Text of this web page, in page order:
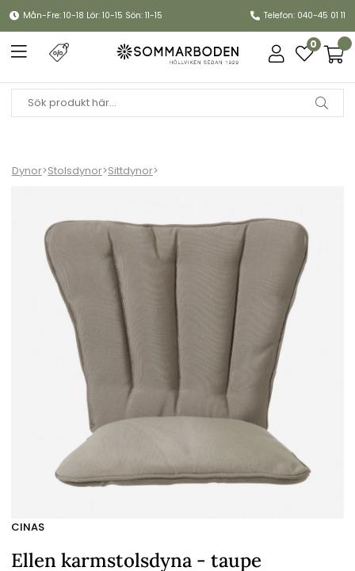
Mån-Fre: 10-18 Lör: 10-15 Sön: 11-15 Telefon: 040-45 01 11
0
Dynor>Stolsdynor>Sittdynor>
CINAS
Ellen karmstolsdyna - taupe